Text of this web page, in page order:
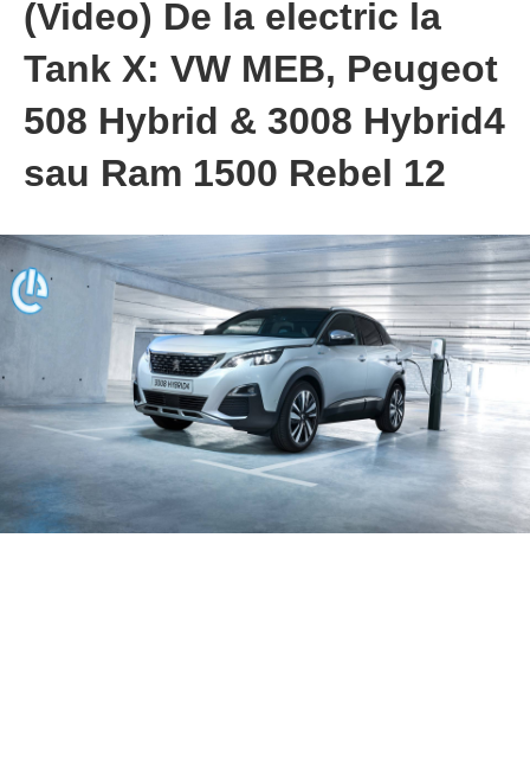
(Video) De la electric la
Tank X: VW MEB, Peugeot
508 Hybrid & 3008 Hybrid4
sau Ram 1500 Rebel 12